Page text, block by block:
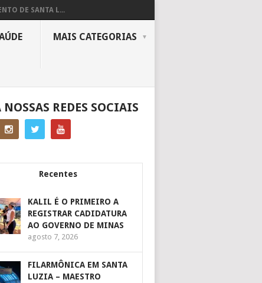
DE SANTA L...
MAIS CATEGORIAS
REDES SOCIAIS
Recentes
KALIL É O PRIMEIRO A
REGISTRAR CADIDATURA
AO GOVERNO DE MINAS
agosto 7, 2026
FILARMÔNICA EM SANTA
LUZIA – MAESTRO